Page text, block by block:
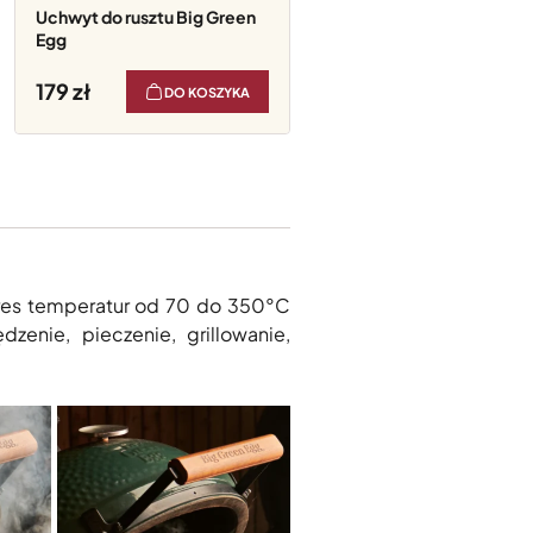
Uchwyt do rusztu Big Green
Egg
179 DO KOSZYKA
temperatur od 70 do 350°C
pieczenie, grillowanie,